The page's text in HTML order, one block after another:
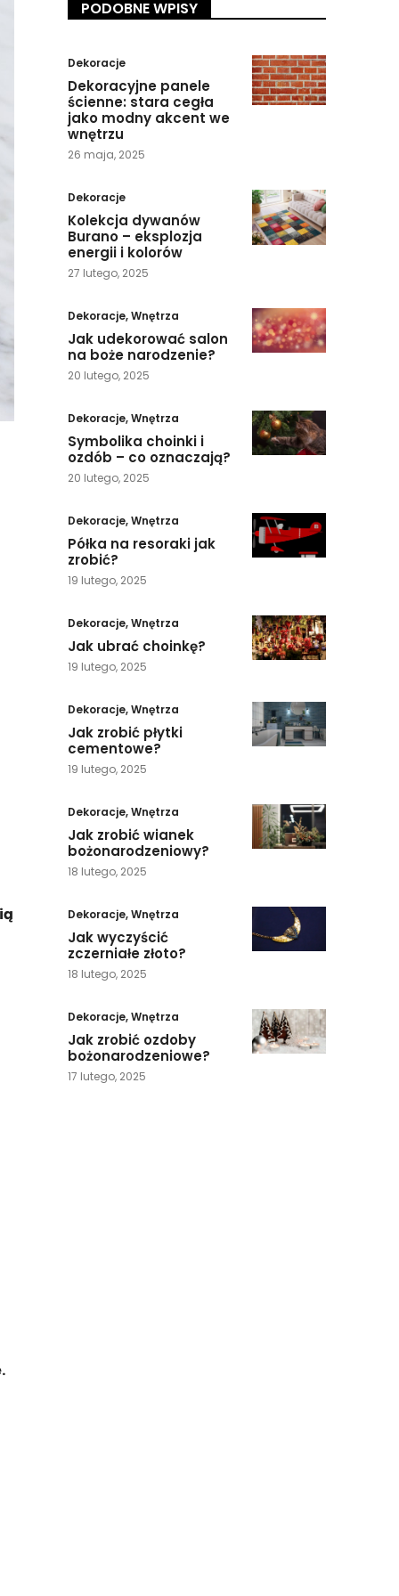
PODOBNE WPISY
Dekoracje
Dekoracyjne panele
ścienne: stara cegła
jako modny akcent we
wnętrzu
26 maja, 2025
Dekoracje
Kolekcja dywanów
Burano – eksplozja
energii i kolorów
27 lutego, 2025
Dekoracje,Wnętrza
Jak udekorować salon
na boże narodzenie?
20 lutego, 2025
Dekoracje,Wnętrza
Symbolika choinki i
ozdób – co oznaczają?
20 lutego, 2025
Dekoracje,Wnętrza
Półka na resoraki jak
zrobić?
19 lutego, 2025
Dekoracje,Wnętrza
Jak ubrać choinkę?
19 lutego, 2025
Dekoracje,Wnętrza
Jak zrobić płytki
cementowe?
19 lutego, 2025
Dekoracje,Wnętrza
Jak zrobić wianek
bożonarodzeniowy?
18 lutego, 2025
Dekoracje,Wnętrza
Jak wyczyścić
zczerniałe złoto?
18 lutego, 2025
Dekoracje,Wnętrza
Jak zrobić ozdoby
bożonarodzeniowe?
17 lutego, 2025